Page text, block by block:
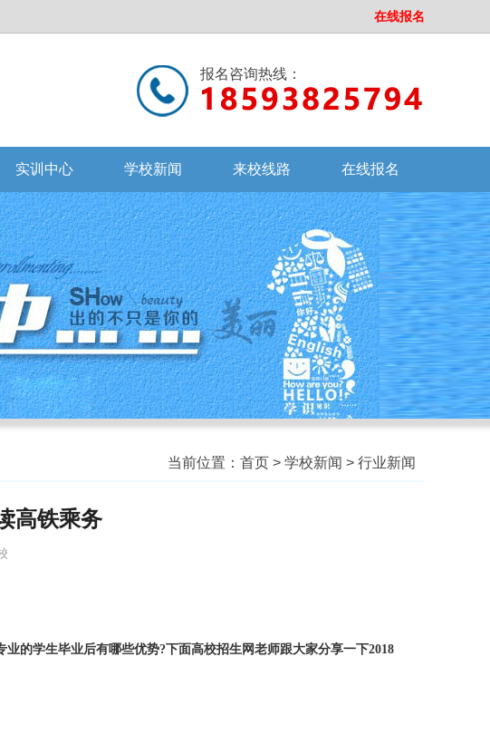
在线报名
报名咨询热线：
实训中心 学校新闻 来校线路 在线报名
当前位置： 首页 > 学校新闻 > 行业新闻
高铁乘务
的学生毕业后有哪些优势?下面高校招生网老师跟大家分享一下2018